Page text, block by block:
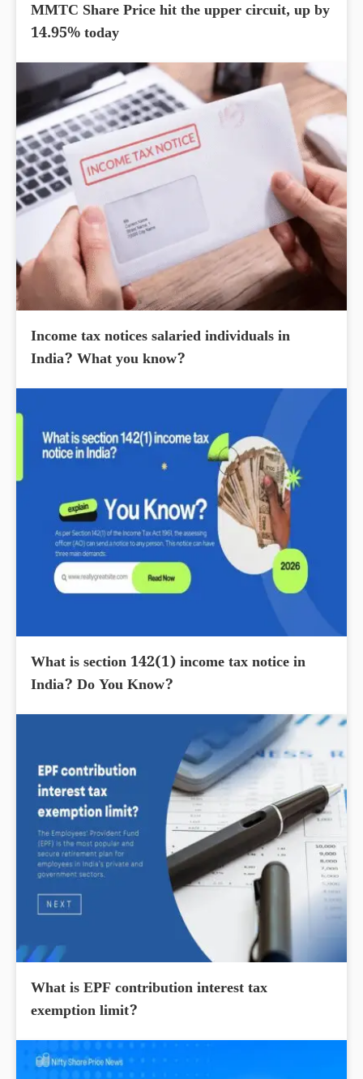
MMTC Share Price hit the upper circuit, up by
14.95% today
Income tax notices salaried individuals in
India? What you know?
What is section 142(1) income tax notice in
India? Do You Know?
What is EPF contribution interest tax
exemption limit?